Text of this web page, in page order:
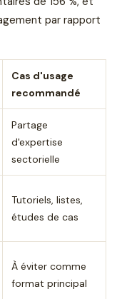
par rapport
Cas d'usage
recommandé
Partage
d'expertise
sectorielle
Tutoriels, listes,
études de cas
À éviter comme
format principal